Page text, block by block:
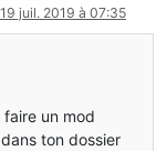
19 juil. 2019 à 07:35
faire un mod
ton dossier